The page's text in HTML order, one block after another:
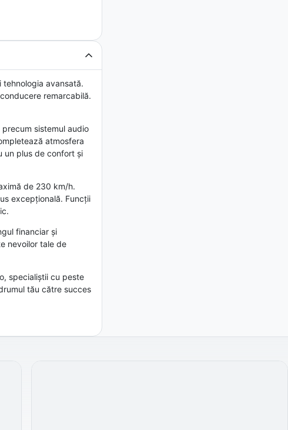
avansată.
remarcabilă.
sistemul audio
atmosfera
un plus de confort și
de 230 km/h.
excepțională. Funcții
financiar și
nevoilor tale de
specialiștii cu peste
tău către succes